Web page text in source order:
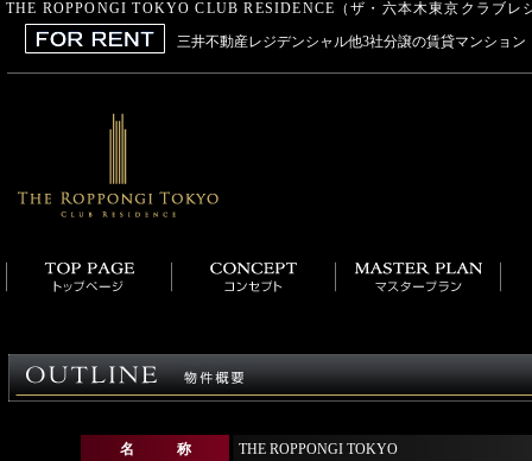
三井不動産レジデンシャル他3社分譲の賃貸マンション
THE ROPPONGI TOKYO CLUB RESIDENCE（ザ・六本木東京クラブレ
名 称
THE ROPPONGI TOKYO